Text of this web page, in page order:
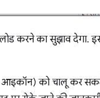
करने का सुझाव देगा.
को चालू कर